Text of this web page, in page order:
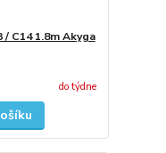
C14 1.8m Akyga
do týdne